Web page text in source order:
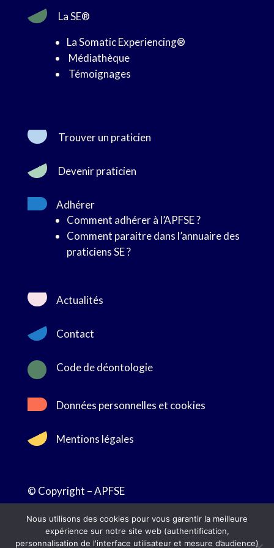
La SE®
La Somatic Experiencing®
Médiathèque
Témoignages
Trouver un praticien
Devenir praticien
Adhérer
Comment adhérer à l’APFSE ?
Comment paraitre dans l’annuaire des
praticiens SE ?
Actualités
Contact
 Code de déontologie
Données personnelles et cookies
Mentions légales
© Copyright – APFSE
Nous utilisons des cookies pour vous garantir la meilleure
expérience sur notre site web (authentification,
personnalisation de l'interface utilisateur et mesure d’audience)